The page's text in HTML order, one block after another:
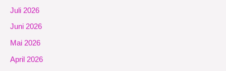
Juli 2026
Juni 2026
Mai 2026
April 2026